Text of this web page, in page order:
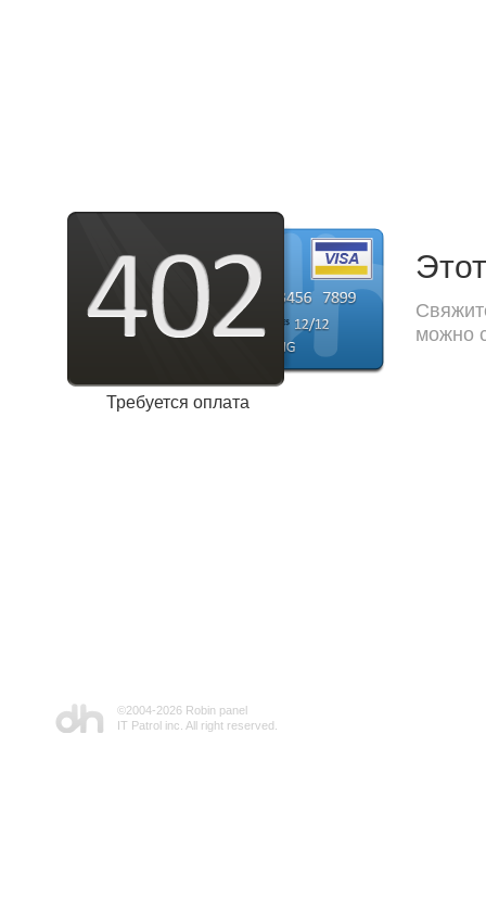
Требуется оплата
можно
©2004-2026 Robin panel
IT Patrol inc. All right reserved.